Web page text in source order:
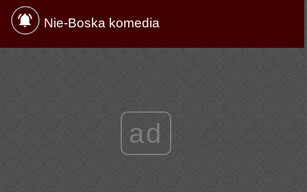
Nie-Boska komedia
ad